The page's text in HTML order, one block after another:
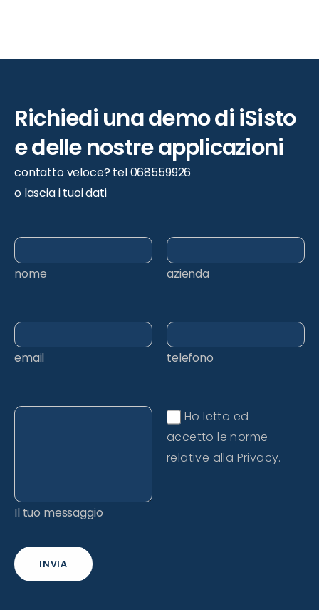
Richiedi unademodi iSisto
edellenostreapplicazioni
contatto veloce? tel 068559926
o lascia i tuoi dati
nome azienda
email telefono
Il tuo messaggio
Ho letto ed
accetto le norme
relative alla Privacy.
INVIA